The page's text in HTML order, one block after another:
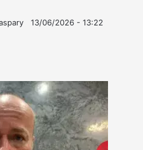
13/06/2026 - 13:22